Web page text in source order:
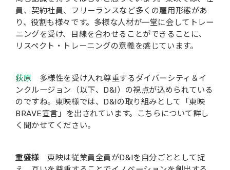
員、契約社員、フリーランスなど多くの雇用形態があ
り、役割も様々です。多様な人材が一堂に会してトレー
ニングを受け、目線を合わせることができることに、
リスペクト・トレーニングの意義を感じています。
荻原 多様性を受け入れ尊重するダイバーシティ＆イ
ンクルージョン（以下、D&I）の視点が込められている
のですね。東映様では、D&Iの取り組みとして「東映
BRAVE宣言」を出されています。こちらについて詳し
く聞かせてください。
重盛様 東映は従業員全員がD&Iを自分ごととして捉